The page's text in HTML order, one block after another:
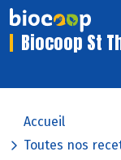
Biocoop St
Accueil
Toutes nos